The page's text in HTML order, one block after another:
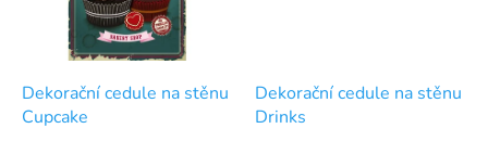
Dekorační cedule na stěnu
Cupcake
Dekorační cedule na stěnu
Drinks